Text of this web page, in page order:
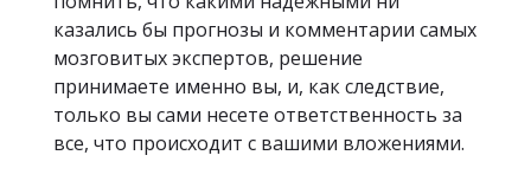
казались бы прогнозы и комментарии самых
мозговитых экспертов, решение
принимаете именно вы, и, как следствие,
только вы сами несете ответственность за
все, что происходит с вашими вложениями.